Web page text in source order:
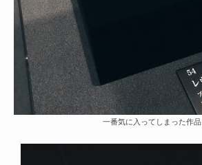
一番気に入ってしまった作品